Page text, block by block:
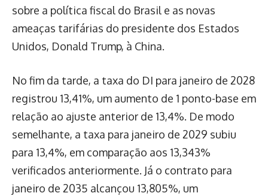
sobre a política fiscal do Brasil e as novas
ameaças tarifárias do presidente dos Estados
Unidos, Donald Trump, à China.
No fim da tarde, a taxa do DI para janeiro de 2028
registrou 13,41%, um aumento de 1 ponto-base em
relação ao ajuste anterior de 13,4%. De modo
semelhante, a taxa para janeiro de 2029 subiu
para 13,4%, em comparação aos 13,343%
verificados anteriormente. Já o contrato para
janeiro de 2035 alcançou 13,805%, um